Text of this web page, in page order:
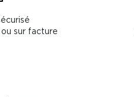
sur facture